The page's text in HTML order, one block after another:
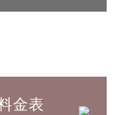
金表